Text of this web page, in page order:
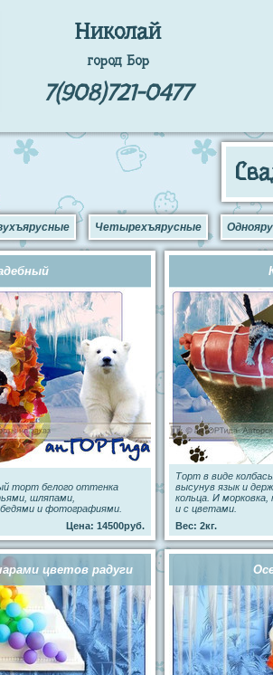
Николай
город Бор
7(908)721-0477
Четырехъярусные
торт белого оттенка
шляпами,
и фотографиями.
Цена: 14500руб.
Торт в виде
высунув язык и
кольца. И
и с цветами.
Вес: 2кг.
цветов радуги